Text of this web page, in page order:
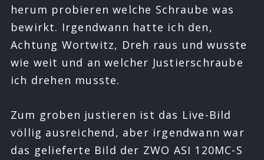
herum probieren welche Schraube was
bewirkt. Irgendwann hatte ich den,
Achtung Wortwitz, Dreh raus und wusste
wie weit und an welcher Justierschraube
ich drehen musste.
Zum groben justieren ist das Live-Bild
völlig ausreichend, aber irgendwann war
das gelieferte Bild der ZWO ASI 120MC-S